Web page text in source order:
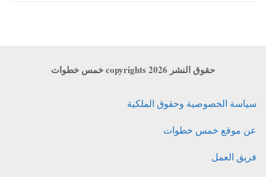
حقوق النشر copyrights 2026 خمس خطوات
سياسة الخصوصية وحقوق الملكية
عن موقع خمس خطوات
فريق العمل